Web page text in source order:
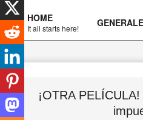
Primary
Navigation
Menu
HOME
It all starts here!
¡OTRA